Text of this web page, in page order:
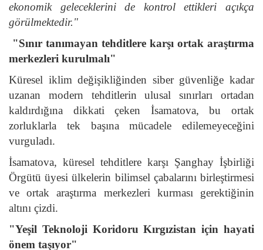
ekonomik geleceklerini de kontrol ettikleri açıkça
görülmektedir."
"Sınır tanımayan tehditlere karşı ortak araştırma
merkezleri kurulmalı"
Küresel iklim değişikliğinden siber güvenliğe kadar
uzanan modern tehditlerin ulusal sınırları ortadan
kaldırdığına dikkati çeken İsamatova, bu ortak
zorluklarla tek başına mücadele edilemeyeceğini
vurguladı.
İsamatova, küresel tehditlere karşı Şanghay İşbirliği
Örgütü üyesi ülkelerin bilimsel çabalarını birleştirmesi
ve ortak araştırma merkezleri kurması gerektiğinin
altını çizdi.
"Yeşil Teknoloji Koridoru Kırgızistan için hayati
önem taşıyor"